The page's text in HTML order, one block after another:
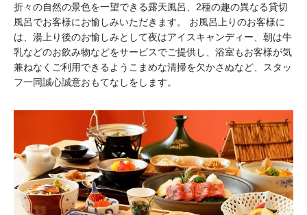
折々の自然の景色を一望できる露天風呂、2種の趣の異なる貸切
風呂でお客様にお愉しみいただきます。 お風呂上りのお客様に
は、湯上り後のお愉しみとして夜はアイスキャンディー、朝は牛
乳などのお飲み物などをサービスでご提供し、浴室もお客様が気
兼ねなくご利用できるようこまめな清掃を欠かさぬなど、スタッ
フ一同誠心誠意おもてなしをします。